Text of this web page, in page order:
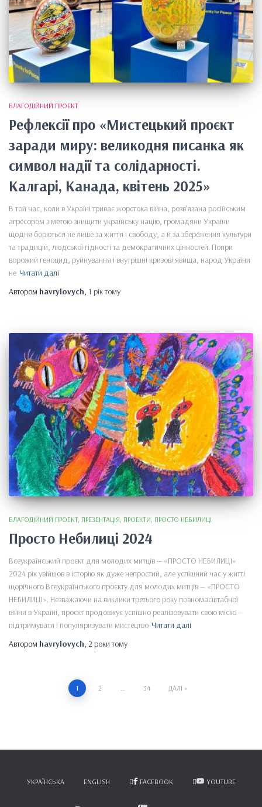
БЛАГОДІЙНИЙ ПРОЕКТ
Рефлексії про «Мистецький проєкт
заради миру: великодня писанка як
символ надії та солідарності.
Калгарі, Канада, квітень 2025»
В той час, коли в Україні триває жорстока війна, розв’язана російським
агресором з метою знищити українську націю, громадяни України
щодня борються не лише за життя і свободу, а й за збереження культури
та традицій, людської гідності та демократичних цінностей. Попри
ворожий геноцид, руйнування і внутрішні кризові явища, народ України
не Читати далі
Автором havrylovych, 1 ріктому
БЛАГОДІЙНИЙ ПРОЕКТ ПРЕЗЕНТАЦІЯ ПРОЕКТИ ПРОСТО НЕБИЛИЦІ
Просто Небилиці 2024
Всеукраїнський проєкт для молодих митців — «ПРОСТО НЕБИЛИЦІ»
2024 рік увійшов в історію як дуже непростий, але успішний час у житті
щорічного Всеукраїнського проєкту для молодих митців — «ПРОСТО
НЕБИЛИЦІ». Незважаючи на виклики третього року повномасштабної
війни в Україні, проєкт продовжує успішно реалізовувати свою місію —
підтримувати і популяризувати мистецтво Читати далі
Автором havrylovych, 2 рокитому
Пагінація 1 2 34 ДАЛІ
УКРАЇНСЬКА ENGLISH FACEBOOK YOUTUBE